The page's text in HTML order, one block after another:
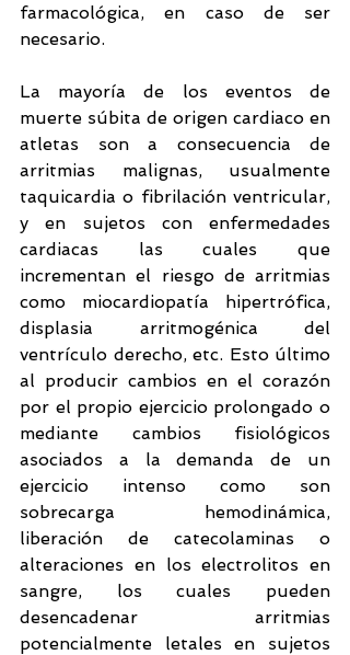
farmacológica, en caso de ser
necesario.
La mayoría de los eventos de
muerte súbita de origen cardiaco en
atletas son a consecuencia de
arritmias malignas, usualmente
taquicardia o fibrilación ventricular,
y en sujetos con enfermedades
cardiacas las cuales que
incrementan el riesgo de arritmias
como miocardiopatía hipertrófica,
displasia arritmogénica del
ventrículo derecho, etc. Esto último
al producir cambios en el corazón
por el propio ejercicio prolongado o
mediante cambios fisiológicos
asociados a la demanda de un
ejercicio intenso como son
sobrecarga hemodinámica,
liberación de catecolaminas o
alteraciones en los electrolitos en
sangre, los cuales pueden
desencadenar arritmias
potencialmente letales en sujetos